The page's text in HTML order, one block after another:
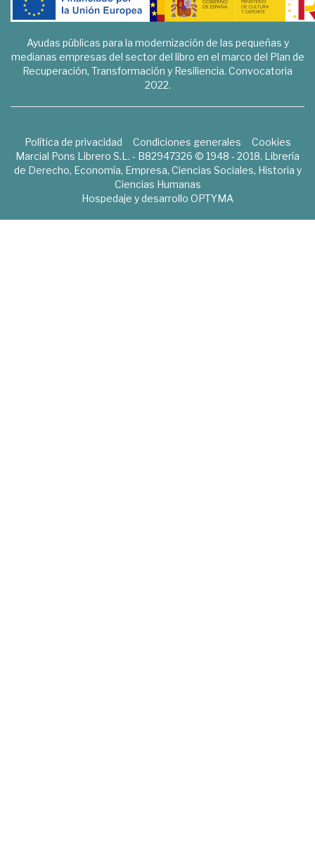
Ayudas públicas para la modernización de las pequeñas y
medianas empresas del sector del libro en el marco del Plan de
Recuperación, Transformación y Resiliencia. Convocatoria
2022.
Política de privacidad Condiciones generales
Cookies
Marcial Pons Librero S.L. - B82947326 © 1948 - 2018. Librería
de Derecho, Economía, Empresa, Ciencias Sociales, Historia y
Ciencias Humanas
Hospedaje y desarrollo OPTYMA